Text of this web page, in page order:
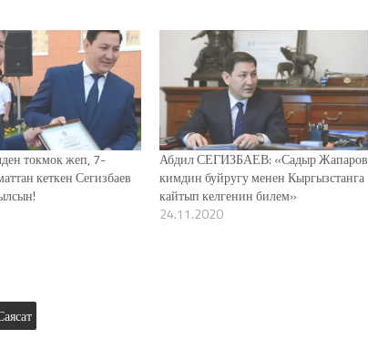
токмок жеп, 7-
кеткен Сегизбаев
Абдил СЕГИЗБАЕВ: «Садыр Жапаров
кимдин буйругу менен Кыргызстанга
кайтып келгенин билем»
24.11.2020